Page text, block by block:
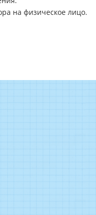
на физическое лицо.